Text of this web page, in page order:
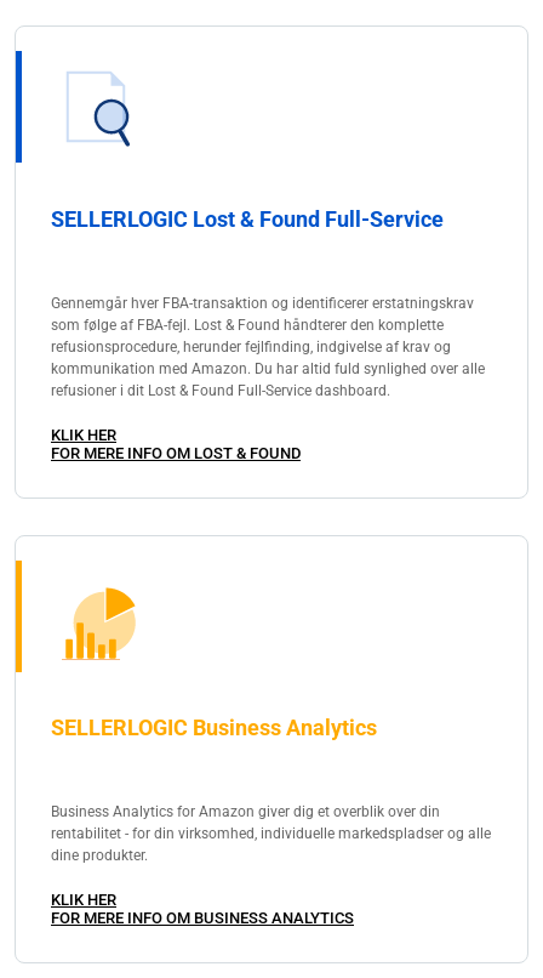
SELLERLOGIC Lost & Found Full-Service
Gennemgår hver FBA-transaktion og identificerer erstatningskrav
som følge af FBA-fejl. Lost & Found håndterer den komplette
refusionsprocedure, herunder fejlfinding, indgivelse af krav og
kommunikation med Amazon. Du har altid fuld synlighed over alle
refusioner i dit Lost & Found Full-Service dashboard.
KLIK HER
FOR MERE INFO OM LOST & FOUND
SELLERLOGIC Business Analytics
Business Analytics for Amazon giver dig et overblik over din
rentabilitet - for din virksomhed, individuelle markedspladser og alle
dine produkter.
KLIK HER
FOR MERE INFO OM BUSINESS ANALYTICS